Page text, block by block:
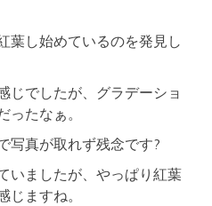
向
け
ま
可
能
葉し始めているのを発見し
じでしたが、グラデーショ
ったなぁ。
写真が取れず残念です?
いましたが、やっぱり紅葉
じますね。